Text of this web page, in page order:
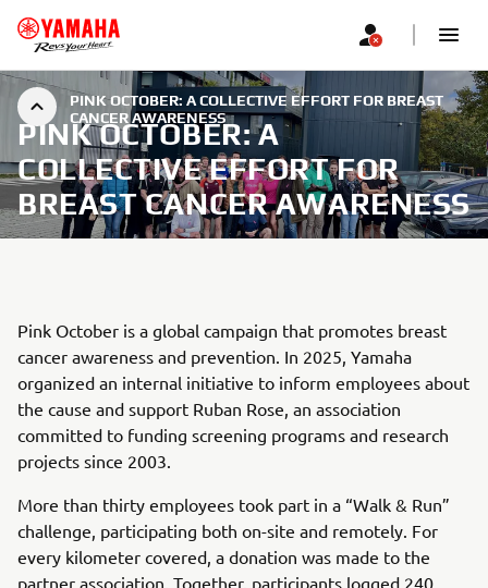
PINK OCTOBER: A COLLECTIVE EFFORT FOR BREAST
CANCER AWARENESS
PINK OCTOBER: A
COLLECTIVE EFFORT FOR
BREAST CANCER AWARENESS
Pink October is a global campaign that promotes breast
cancer awareness and prevention. In 2025, Yamaha
organized an internal initiative to inform employees about
the cause and support Ruban Rose, an association
committed to funding screening programs and research
projects since 2003.
More than thirty employees took part in a “Walk & Run”
challenge, participating both on-site and remotely. For
every kilometer covered, a donation was made to the
partner association. Together, participants logged 240